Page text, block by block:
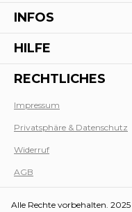
INFOS
HILFE
RECHTLICHES
Impressum
Privatsphäre & Datenschutz
Widerruf
AGB
Alle Rechte vorbehalten.